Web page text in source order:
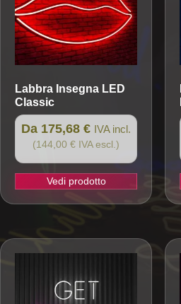
Labbra Insegna LED
Classic
Da 175,68 € IVA incl.
(144,00 € IVA escl.)
Vedi prodotto